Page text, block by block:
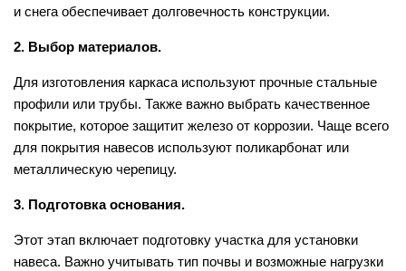
и снега обеспечивает долговечность конструкции.
2. Выбор материалов.
Для изготовления каркаса используют прочные стальные
профили или трубы. Также важно выбрать качественное
покрытие, которое защитит железо от коррозии. Чаще всего
для покрытия навесов используют поликарбонат или
металлическую черепицу.
3. Подготовка основания.
Этот этап включает подготовку участка для установки
навеса. Важно учитывать тип почвы и возможные нагрузки